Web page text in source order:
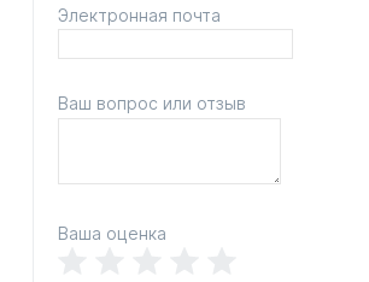
Электронная почта
Ваш вопрос или отзыв
Ваша оценка